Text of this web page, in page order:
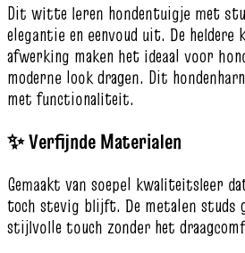
Dit witte leren hondentuigje met
elegantie en eenvoud uit. De heldere
afwerking maken het ideaal voor
moderne look dragen. Dit
met functionaliteit.
✨ Verfijnde Materialen
Gemaakt van soepel kwaliteitsleer
toch stevig blijft. De metalen studs
stijlvolle touch zonder het